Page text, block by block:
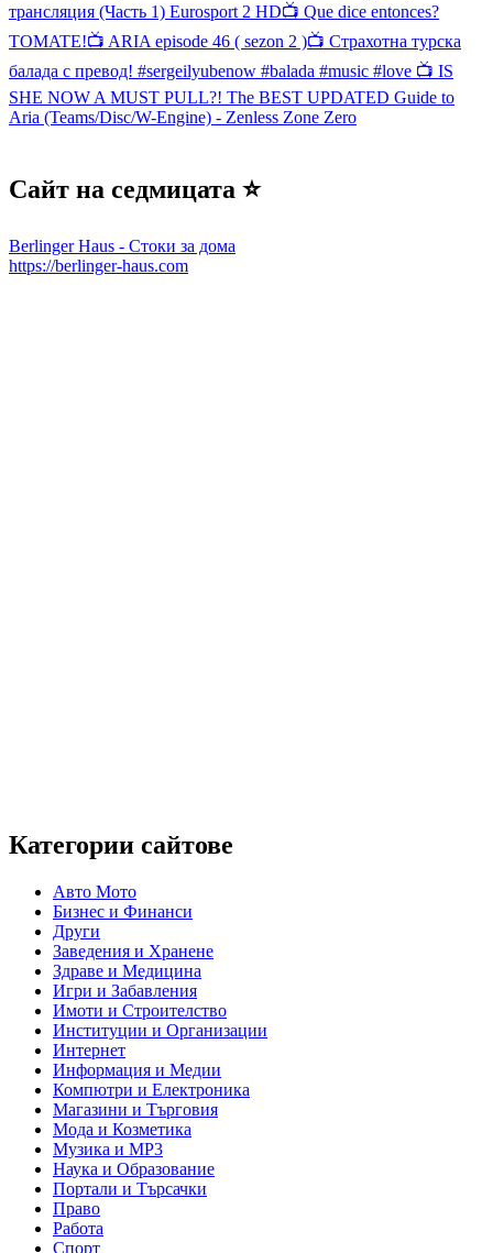
трансляция (Часть 1) Eurosport 2 HD📺 Que dice entonces?
TOMATE!📺 ARIA episode 46 ( sezon 2 )📺 Страхотна турска
балада с превод! #sergeilyubenow #balada #music #love 📺 IS
SHE NOW A MUST PULL?! The BEST UPDATED Guide to
Aria (Teams/Disc/W-Engine) - Zenless Zone Zero
Сайт на седмицата ⭐
Berlinger Haus - Стоки за дома
https://berlinger-haus.com
Категории сайтове
Авто Мото
Бизнес и Финанси
Други
Заведения и Хранене
Здраве и Медицина
Игри и Забавления
Имоти и Строителство
Институции и Организации
Интернет
Информация и Медии
Компютри и Електроника
Магазини и Търговия
Мода и Козметика
Музика и MP3
Наука и Образование
Портали и Търсачки
Право
Работа
Спорт